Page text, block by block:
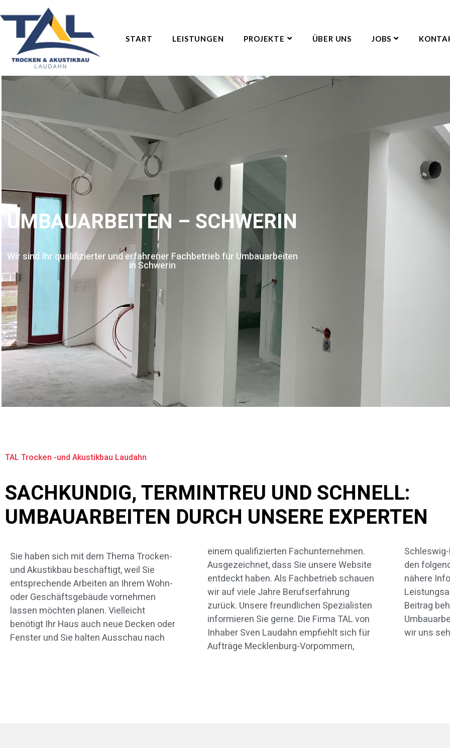
START LEISTUNGEN PROJEKTE ÜBER UNS JOBS
UMBAUARBEITEN – SCHWERIN
Wir sind Ihr qualifizierter und erfahrener Fachbetrieb für Umbauarbeiten
in Schwerin
TAL Trocken -und Akustikbau Laudahn
SACHKUNDIG, TERMINTREU UND SCHNELL:
UMBAUARBEITEN DURCH UNSERE EXPERTEN
Sie haben sich mit dem Thema Trocken-
und Akustikbau beschäftigt, weil Sie
entsprechende Arbeiten an Ihrem Wohn-
oder Geschäftsgebäude vornehmen
lassen möchten planen. Vielleicht
benötigt Ihr Haus auch neue Decken oder
Fenster und Sie halten Ausschau nach
einem qualifizierten Fachunternehmen.
Ausgezeichnet, dass Sie unsere Website
entdeckt haben. Als Fachbetrieb schauen
wir auf viele Jahre Berufserfahrung
zurück. Unsere freundlichen Spezialisten
informieren Sie gerne. Die Firma TAL von
Inhaber Sven Laudahn empfiehlt sich für
Aufträge Mecklenburg-Vorpommern,
Schleswig-Holstein und Hamburg. Auf
den folgenden Seiten dürfen wir Ihnen
nähere Informationen zu unserem
Leistungsangebot geben. In diesem
Beitrag behandeln wir speziell das Thema
Umbauarbeiten. Über Ihr Interesse freuen
wir uns